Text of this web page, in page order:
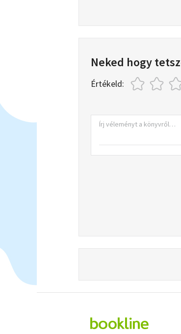
Neked hogy
Értékeld: